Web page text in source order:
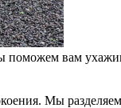
вам
Мы